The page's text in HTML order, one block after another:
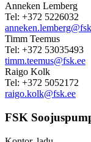
Anneken Lemberg
Tel: +372 5226032
Timm Teemus
Tel: +372 53035493
timm.teemus@fsk.ee
Raigo Kolk
Tel: +372 5052172
raigo.kolk@fsk.ee
FSK